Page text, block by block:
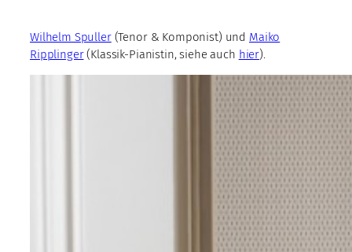
Wilhelm Spuller(Tenor & Komponist) und Maiko
Ripplinger(Klassik-Pianistin, siehe auch hier).